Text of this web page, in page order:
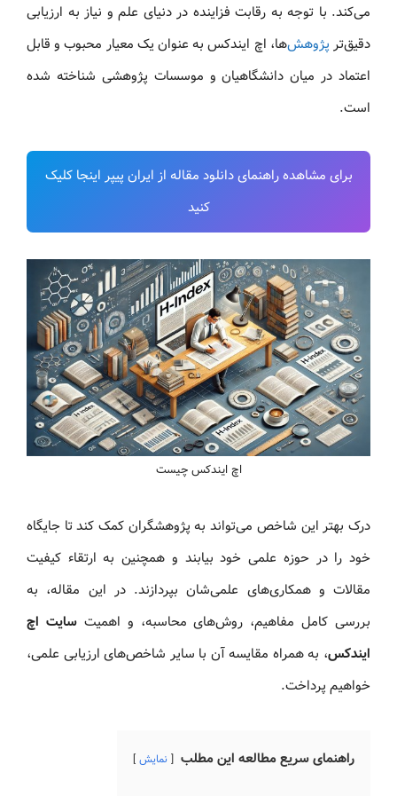
می‌کند. با توجه به رقابت فزاینده در دنیای علم و نیاز به ارزیابی
دقیق‌تر پژوهش‌ها، اچ ایندکس به عنوان یک معیار محبوب و قابل
اعتماد در میان دانشگاهیان و موسسات پژوهشی شناخته شده
است.
برای مشاهده راهنمای دانلود مقاله از ایران پیپر اینجا کلیک
کنید
اچ ایندکس چیست
درک بهتر این شاخص می‌تواند به پژوهشگران کمک کند تا جایگاه
خود را در حوزه علمی خود بیابند و همچنین به ارتقاء کیفیت
مقالات و همکاری‌های علمی‌شان بپردازند. در این مقاله، به
بررسی کامل مفاهیم، روش‌های محاسبه، و اهمیتسایت اچ
ایندکس، به همراه مقایسه آن با سایر شاخص‌های ارزیابی علمی،
خواهیم پرداخت.
راهنمای سریع مطالعه این مطلب نمایش